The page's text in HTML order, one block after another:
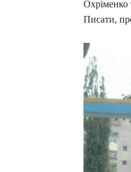
Охріменко
Писати,